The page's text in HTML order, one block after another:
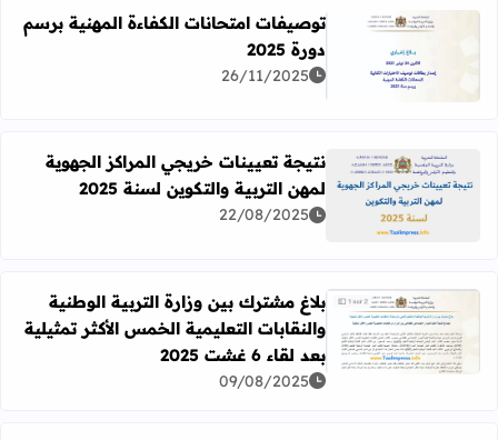
اقرأ المزيد عن توصيفات امتحانات الكفاءة المهنية برسم دورة
توصيفات امتحانات الكفاءة المهنية برسم
دورة 2025
26/11/2025
اقرأ المزيد عن نتيجة تعيينات خريجي المراكز الجهوية لمهن
نتيجة تعيينات خريجي المراكز الجهوية
لمهن التربية والتكوين لسنة 2025
22/08/2025
اقرأ المزيد عن بلاغ مشترك بين وزارة التربية الوطنية والنقابات
بلاغ مشترك بين وزارة التربية الوطنية
والنقابات التعليمية الخمس الأكثر تمثيلية
بعد لقاء 6 غشت 2025
09/08/2025